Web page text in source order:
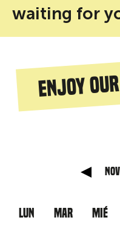
waiting for
Enjoy
LUN MAR MIÉ